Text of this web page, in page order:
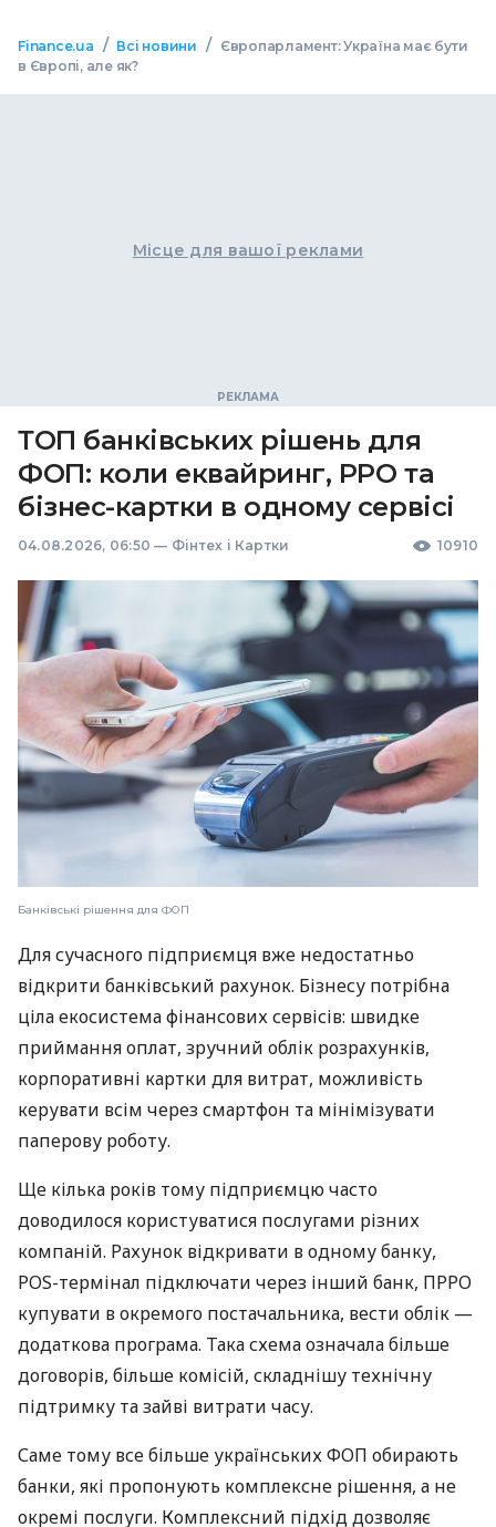
Finance.ua / Всі новини /
Європарламент: Україна має бути
в Європі, але як?
Місце для вашої реклами
ТОП банківських рішень для
ФОП: коли еквайринг, РРО та
бізнес-картки в одному сервісі
04.08.2026, 06:50 — Фінтех і Картки 10910
Банківські рішення для ФОП
Для сучасного підприємця вже недостатньо
відкрити банківський рахунок. Бізнесу потрібна
ціла екосистема фінансових сервісів: швидке
приймання оплат, зручний облік розрахунків,
корпоративні картки для витрат, можливість
керувати всім через смартфон та мінімізувати
паперову роботу.
Ще кілька років тому підприємцю часто
доводилося користуватися послугами різних
компаній. Рахунок відкривати в одному банку,
POS-термінал підключати через інший банк, ПРРО
купувати в окремого постачальника, вести облік —
додаткова програма. Така схема означала більше
договорів, більше комісій, складнішу технічну
підтримку та зайві витрати часу.
Саме тому все більше українських ФОП обирають
банки, які пропонують комплексне рішення, а не
окремі послуги. Комплексний підхід дозволяє